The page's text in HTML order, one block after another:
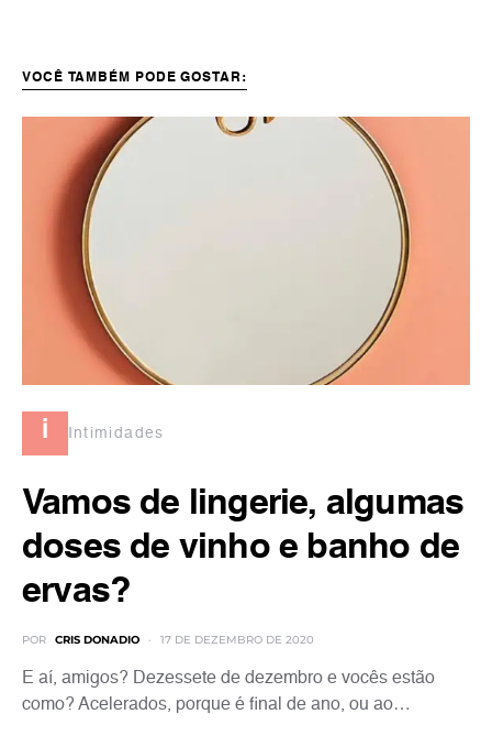
VOCÊ TAMBÉM PODE GOSTAR:
i Intimidades
Vamos de lingerie, algumas
doses de vinho e banho de
ervas?
POR CRIS DONADIO 17 DE DEZEMBRO DE 2020
E aí, amigos? Dezessete de dezembro e vocês estão
como? Acelerados, porque é final de ano, ou ao…